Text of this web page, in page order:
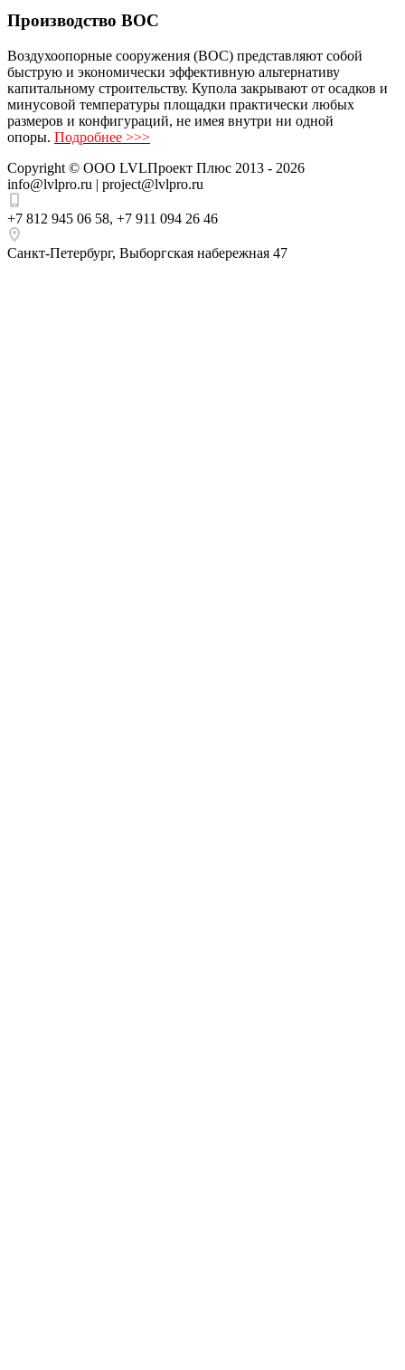
Производство ВОС
Воздухоопорные сооружения (ВОС) представляют собой
быструю и экономически эффективную альтернативу
капитальному строительству. Купола закрывают от осадков и
минусовой температуры площадки практически любых
размеров и конфигураций, не имея внутри ни одной
опоры. Подробнее >>>
Copyright © ООО LVLПроект Плюс 2013 - 2026
info@lvlpro.ru | project@lvlpro.ru
+7 812 945 06 58, +7 911 094 26 46
Санкт-Петербург, Выборгская набережная 47